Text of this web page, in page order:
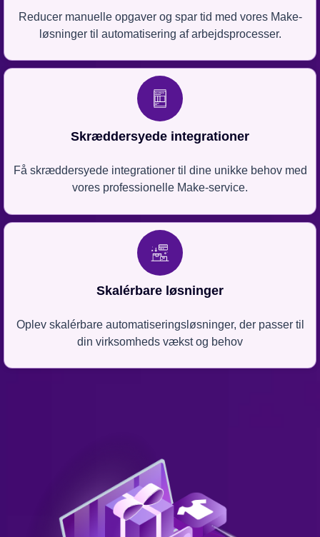
Reducer manuelle opgaver og spar tid med vores Make-
løsninger til automatisering af arbejdsprocesser.
Skræddersyede integrationer
Få skræddersyede integrationer til dine unikke behov med
vores professionelle Make-service.
Skalérbare løsninger
Oplev skalérbare automatiseringsløsninger, der passer til
din virksomheds vækst og behov